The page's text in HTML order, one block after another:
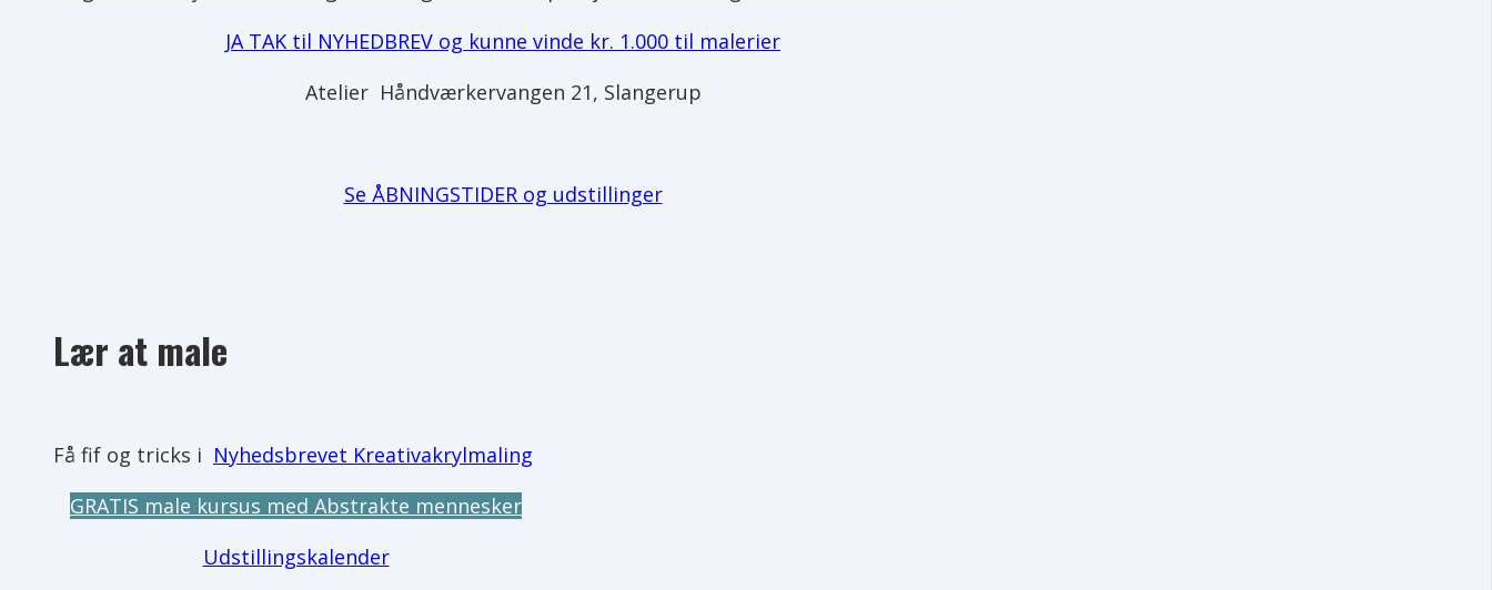
JA TAK til NYHEDBREV og kunne vinde kr. 1.000 til malerier
Atelier Håndværkervangen 21, Slangerup
Se ÅBNINGSTIDER og udstillinger
Lær at male
Få fif og tricks i Nyhedsbrevet Kreativakrylmaling
GRATIS male kursus med Abstrakte mennesker
Udstillingskalender